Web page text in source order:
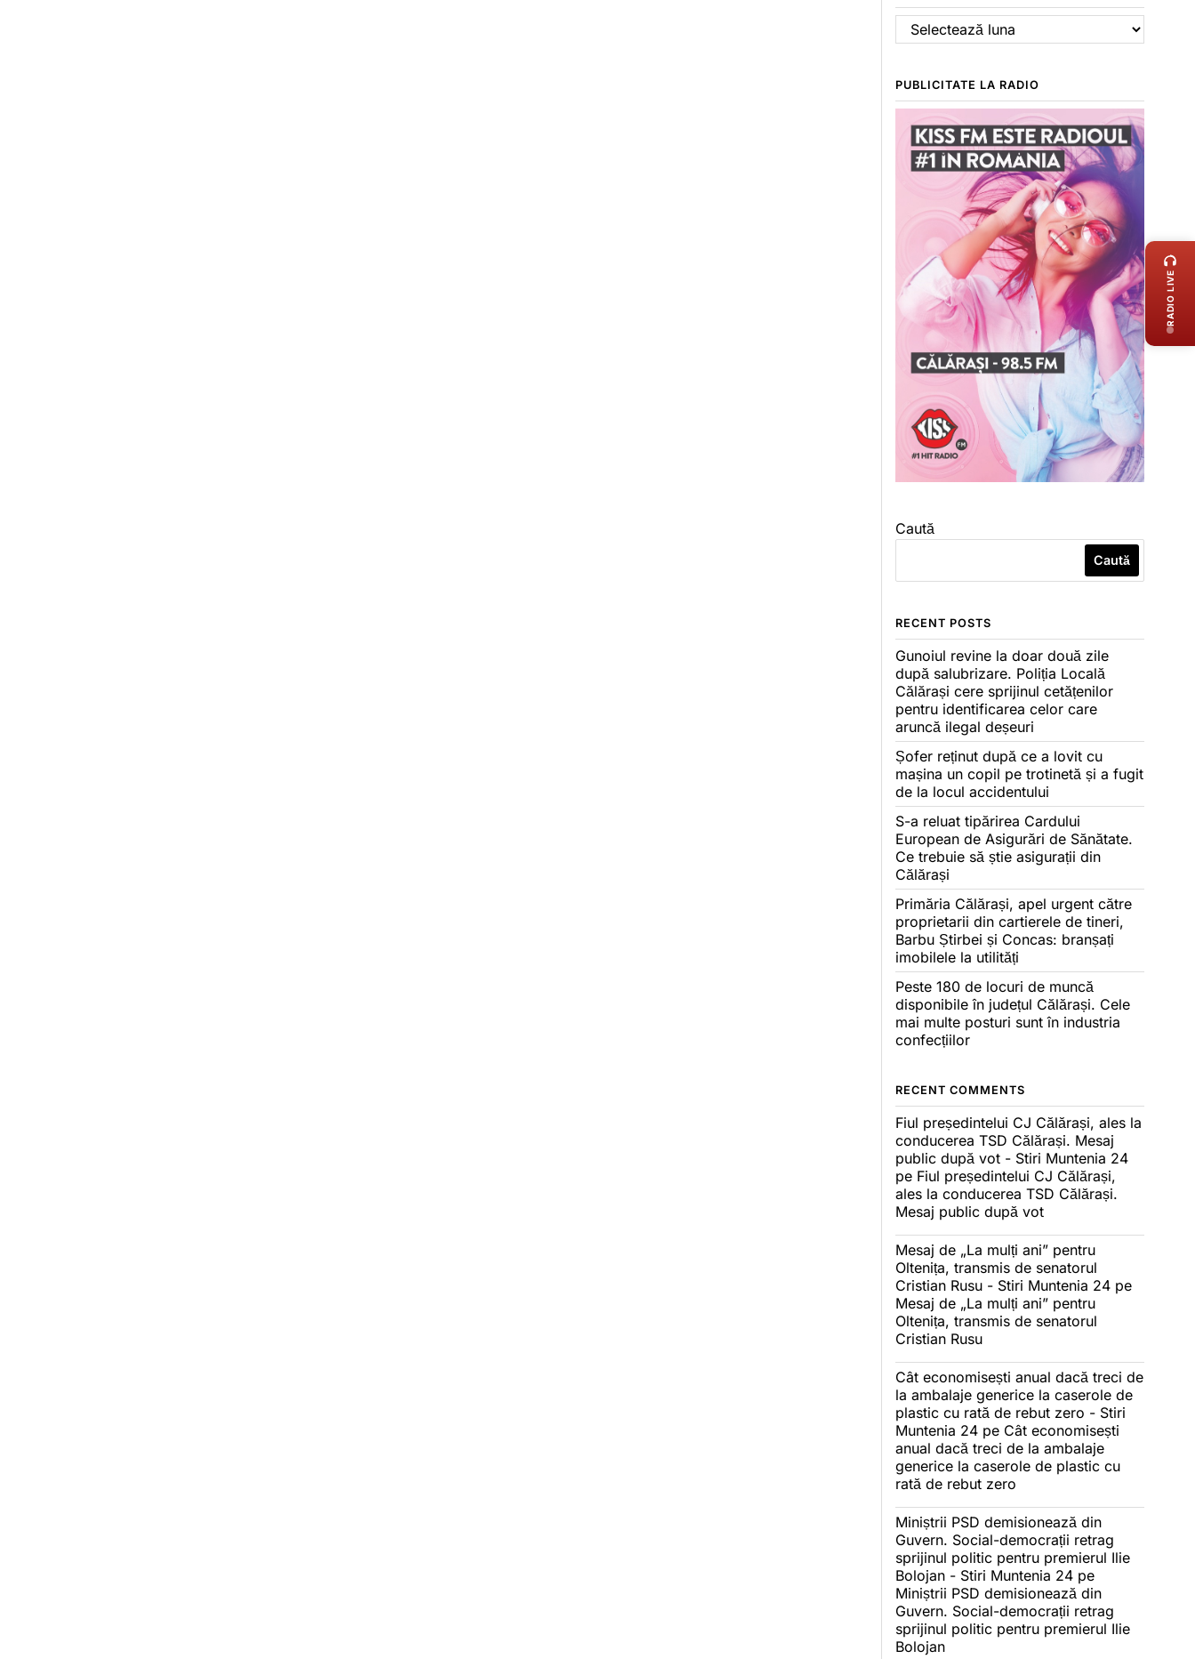
Arhive
PUBLICITATE LA RADIO
Caută
Caută
RECENT POSTS
Gunoiul revine la doar două zile
după salubrizare. Poliția Locală
Călărași cere sprijinul cetățenilor
pentru identificarea celor care
aruncă ilegal deșeuri
Șofer reținut după ce a lovit cu
mașina un copil pe trotinetă și a fugit
de la locul accidentului
S-a reluat tipărirea Cardului
European de Asigurări de Sănătate.
Ce trebuie să știe asigurații din
Călărași
Primăria Călărași, apel urgent către
proprietarii din cartierele de tineri,
Barbu Știrbei și Concas: branșați
imobilele la utilități
Peste 180 de locuri de muncă
disponibile în județul Călărași. Cele
mai multe posturi sunt în industria
confecțiilor
RECENT COMMENTS
Fiul președintelui CJ Călărași, ales la
conducerea TSD Călărași. Mesaj
public după vot - Stiri Muntenia 24
pe Fiul președintelui CJ Călărași,
ales la conducerea TSD Călărași.
Mesaj public după vot
Mesaj de „La mulți ani” pentru
Oltenița, transmis de senatorul
Cristian Rusu - Stiri Muntenia 24 pe
Mesaj de „La mulți ani” pentru
Oltenița, transmis de senatorul
Cristian Rusu
Cât economisești anual dacă treci de
la ambalaje generice la caserole de
plastic cu rată de rebut zero - Stiri
Muntenia 24 pe Cât economisești
anual dacă treci de la ambalaje
generice la caserole de plastic cu
rată de rebut zero
Miniștrii PSD demisionează din
Guvern. Social-democrații retrag
sprijinul politic pentru premierul Ilie
Bolojan - Stiri Muntenia 24 pe
Miniștrii PSD demisionează din
Guvern. Social-democrații retrag
sprijinul politic pentru premierul Ilie
Bolojan
RADIO LIVE